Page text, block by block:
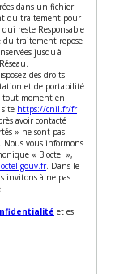
dans un fichier
du traitement pour
reste Responsable
du traitement repose
jusqu'à
des droits
et de portabilité
tout moment en
https://cnil.fr/fr
avoir contacté
» ne sont pas
Nous vous informons
« Bloctel »,
. Dans le
invitons à ne pas
et es